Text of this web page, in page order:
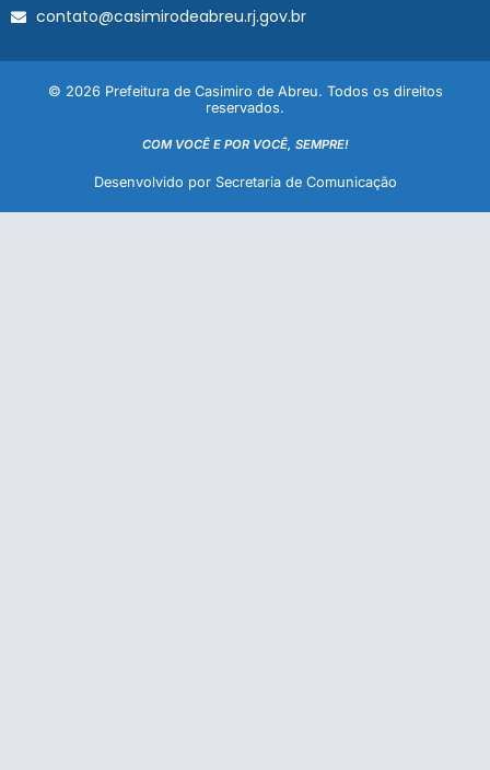
contato@casimirodeabreu.rj.gov.br
© 2026 Prefeitura de Casimiro de Abreu. Todos os direitos
reservados.
COM VOCÊ E POR VOCÊ, SEMPRE!
Desenvolvido por Secretaria de Comunicação